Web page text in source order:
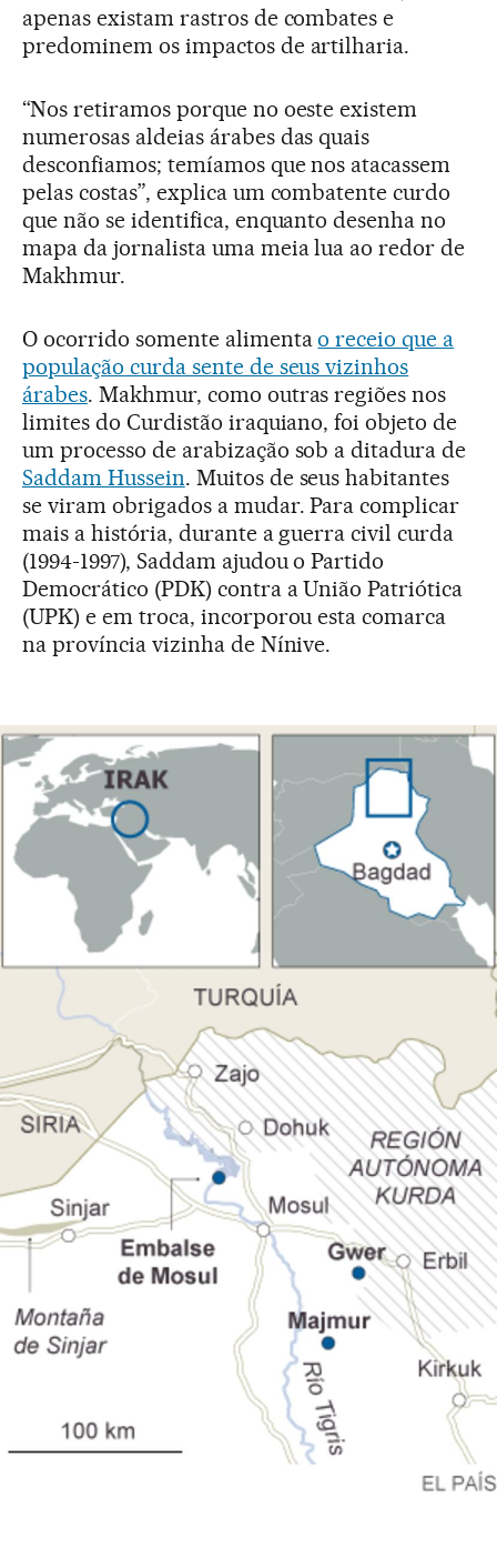
apenas existam rastros de combates e
predominem os impactos de artilharia.
“Nos retiramos porque no oeste existem
numerosas aldeias árabes das quais
desconfiamos; temíamos que nos atacassem
pelas costas”, explica um combatente curdo
que não se identifica, enquanto desenha no
mapa da jornalista uma meia lua ao redor de
Makhmur.
O ocorrido somente alimentao receio que a
população curda sente de seus vizinhos
árabes. Makhmur, como outras regiões nos
limites do Curdistão iraquiano, foi objeto de
um processo de arabização sob a ditadura de
Saddam Hussein. Muitos de seus habitantes
se viram obrigados a mudar. Para complicar
mais a história, durante a guerra civil curda
(1994-1997), Saddam ajudou o Partido
Democrático (PDK) contra a União Patriótica
(UPK) e em troca, incorporou esta comarca
na província vizinha de Nínive.